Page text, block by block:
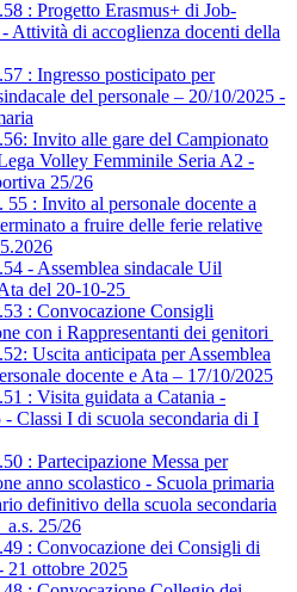
: Progetto Erasmus+ di Job-
Attività di accoglienza docenti della
: Ingresso posticipato per
del personale – 20/10/2025 -
Invito alle gare del Campionato
Volley Femminile Seria A2 -
25/26
55 : Invito al personale docente a
a fruire delle ferie relative
- Assemblea sindacale Uil
del 20-10-25
: Convocazione Consigli
con i Rappresentanti dei genitori
Uscita anticipata per Assemblea
docente e Ata – 17/10/2025
: Visita guidata a Catania -
- Classi I di scuola secondaria di I
: Partecipazione Messa per
anno scolastico - Scuola primaria
definitivo della scuola secondaria
25/26
: Convocazione dei Consigli di
21 ottobre 2025